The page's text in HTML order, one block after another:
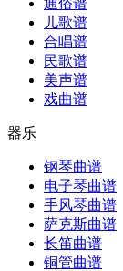
儿歌谱
合唱谱
民歌谱
美声谱
戏曲谱
器乐
钢琴曲谱
电子琴曲谱
手风琴曲谱
萨克斯曲谱
长笛曲谱
铜管曲谱